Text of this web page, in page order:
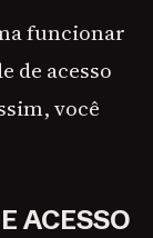
funcionar
de acesso
você
ACESSO